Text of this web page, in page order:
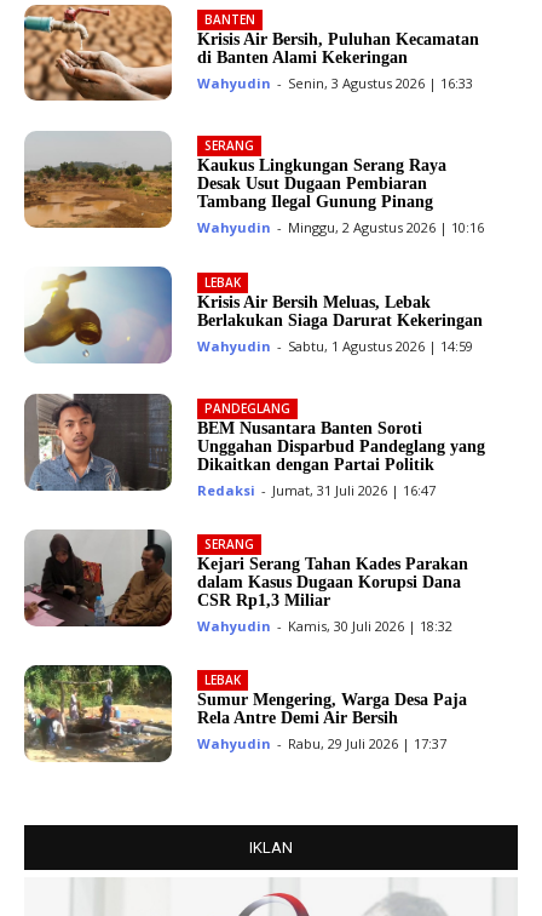
BANTEN
Krisis Air Bersih, Puluhan Kecamatan
di Banten Alami Kekeringan
Wahyudin - Senin, 3 Agustus 2026 | 16:33
SERANG
Kaukus Lingkungan Serang Raya
Desak Usut Dugaan Pembiaran
Tambang Ilegal Gunung Pinang
Wahyudin - Minggu, 2 Agustus 2026 | 10:16
LEBAK
Krisis Air Bersih Meluas, Lebak
Berlakukan Siaga Darurat Kekeringan
Wahyudin - Sabtu, 1 Agustus 2026 | 14:59
PANDEGLANG
BEM Nusantara Banten Soroti
Unggahan Disparbud Pandeglang yang
Dikaitkan dengan Partai Politik
Redaksi - Jumat, 31 Juli 2026 | 16:47
SERANG
Kejari Serang Tahan Kades Parakan
dalam Kasus Dugaan Korupsi Dana
CSR Rp1,3 Miliar
Wahyudin - Kamis, 30 Juli 2026 | 18:32
LEBAK
Sumur Mengering, Warga Desa Paja
Rela Antre Demi Air Bersih
Wahyudin - Rabu, 29 Juli 2026 | 17:37
IKLAN